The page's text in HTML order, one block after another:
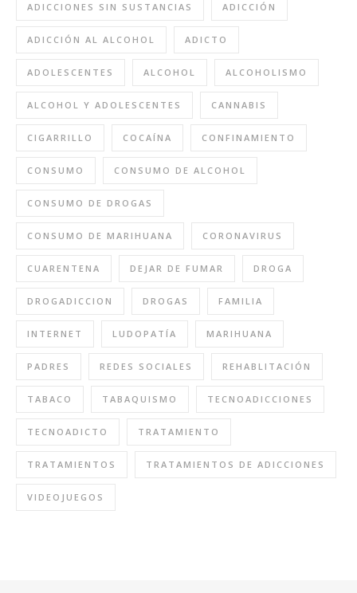
ADICCIONES SIN SUSTANCIAS ADICCIÓN
ADICCIÓN AL ALCOHOL ADICTO
ADOLESCENTES ALCOHOL ALCOHOLISMO
ALCOHOL Y ADOLESCENTES CANNABIS
CIGARRILLO COCAÍNA CONFINAMIENTO
CONSUMO CONSUMO DE ALCOHOL
CONSUMO DE DROGAS
CONSUMO DE MARIHUANA CORONAVIRUS
CUARENTENA DEJAR DE FUMAR DROGA
DROGADICCION DROGAS FAMILIA
INTERNET LUDOPATÍA MARIHUANA
PADRES REDES SOCIALES REHABLITACIÓN
TABACO TABAQUISMO TECNOADICCIONES
TECNOADICTO TRATAMIENTO
TRATAMIENTOS TRATAMIENTOS DE ADICCIONES
VIDEOJUEGOS